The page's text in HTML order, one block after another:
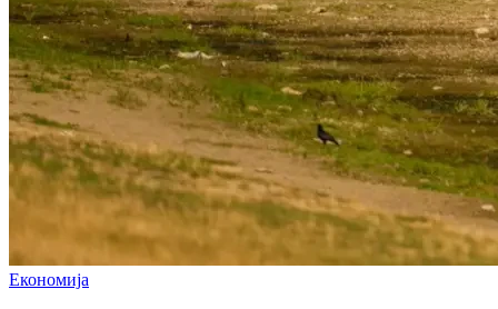
Економија